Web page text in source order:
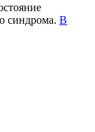
синдрома. В